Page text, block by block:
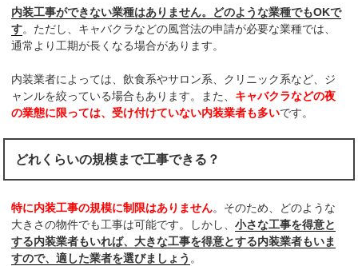
内装工事ができない業種はありません。どのような業種でもOKで
す。ただし、キャバクラなどの風営法の申請が必要な業種では、
通常より工期が長くなる場合があります。
内装業者によっては、飲食系やサロン系、クリニック系など、ジ
ャンルを絞っている場合もあります。また、 キャバクラなどの夜
の業態に限っては、受け付けていない内装業者も多いです。
どれくらいの規模まで工事できる？
特に内装工事の規模に制限はありません。そのため、どのような
大きさの物件でも工事は可能です。しかし、小さな工事を得意と
する内装業者もいれば、大きな工事を得意とする内装業者もいま
すので、適した業者を選びましょう 。